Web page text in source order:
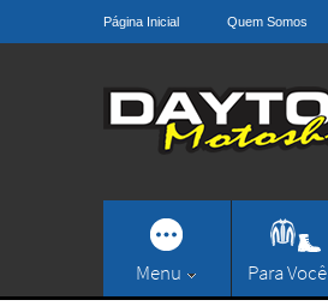
Página Inicial Quem Somos
Menu Para Você